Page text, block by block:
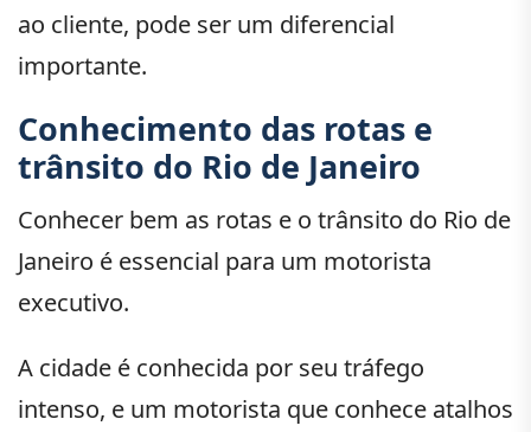
ao cliente, pode ser um diferencial
importante.
Conhecimento das rotas e
trânsito do Rio de Janeiro
Conhecer bem as rotas e o trânsito do Rio de
Janeiro é essencial para um motorista
executivo.
A cidade é conhecida por seu tráfego
intenso, e um motorista que conhece atalhos